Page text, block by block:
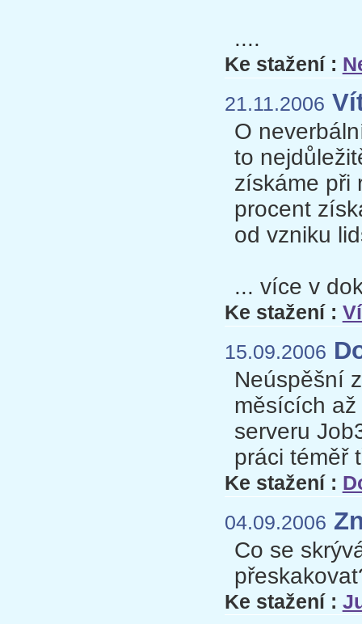
....
Ke stažení :
21.11.2006
O
to
získáme při
procent
od vzniku
... více v
Ke stažení :
15.09.2006
Neúspěšní
měsících
serveru
práci téměř
Ke stažení :
04.09.2006
Co se
Ke stažení :